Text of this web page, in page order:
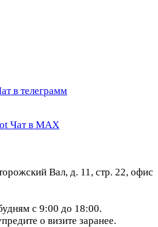
в телеграмм
Чат в МАХ
Вал, д. 11, стр. 22, офис
с 9:00 до 18:00.
о визите заранее.